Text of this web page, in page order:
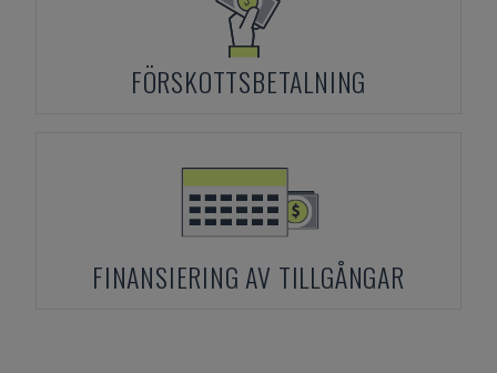
FÖRSKOTTSBETALNING
FINANSIERING AV TILLGÅNGAR